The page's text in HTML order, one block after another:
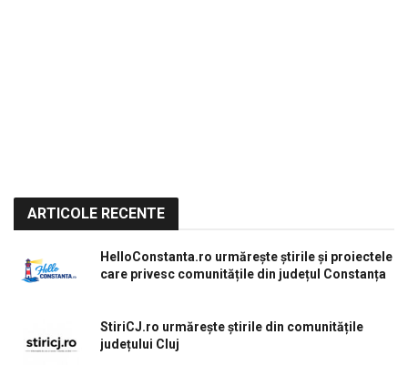
ARTICOLE RECENTE
HelloConstanta.ro urmărește știrile și proiectele
care privesc comunitățile din județul Constanța
StiriCJ.ro urmărește știrile din comunitățile
județului Cluj